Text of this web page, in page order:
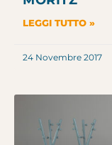
LEGGI TUTTO »
24 Novembre 2017